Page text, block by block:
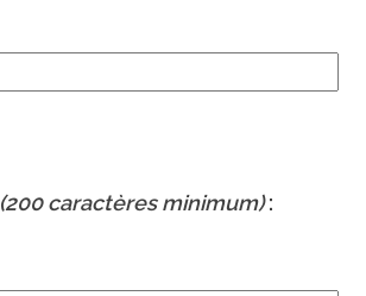
(200 caractères minimum):